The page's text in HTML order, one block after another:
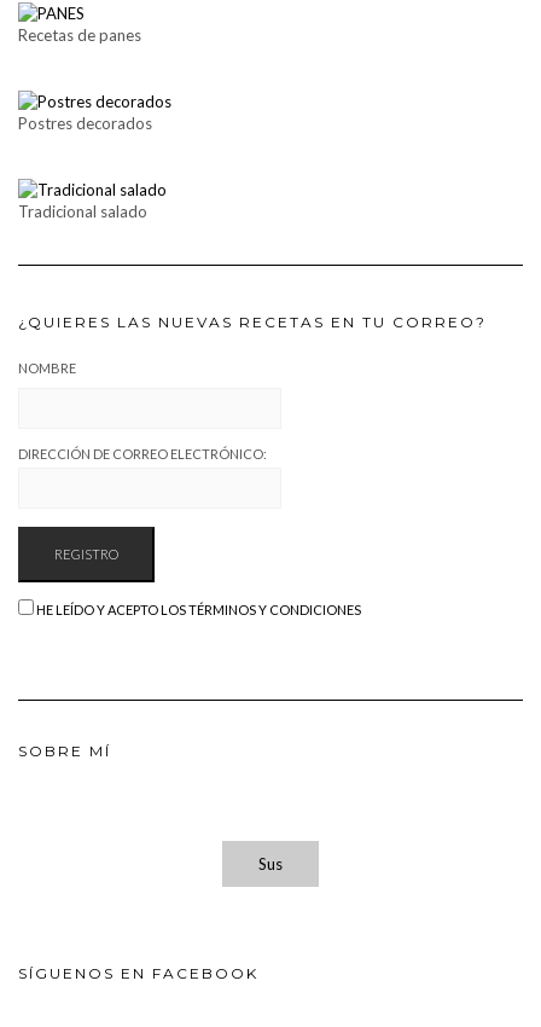
Recetas de panes
Postres decorados
Tradicional salado
¿QUIERES LAS NUEVAS RECETAS EN TU CORREO?
NOMBRE
DIRECCIÓN DE CORREO ELECTRÓNICO:
HE LEÍDO Y ACEPTO LOS TÉRMINOS Y CONDICIONES
SOBRE MÍ
Sus
SÍGUENOS EN FACEBOOK